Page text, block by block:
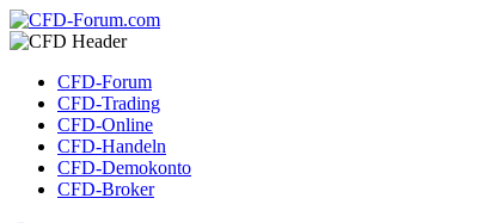
CFD-Forum
CFD-Trading
CFD-Online
CFD-Handeln
CFD-Demokonto
CFD-Broker